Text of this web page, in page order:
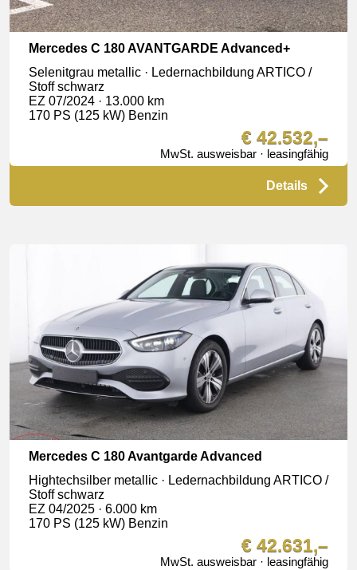
Mercedes C 180 AVANTGARDE Advanced+
Selenitgrau metallic · Ledernachbildung ARTICO /
Stoff schwarz
EZ 07/2024 · 13.000 km
170 PS (125 kW) Benzin
€ 42.532,–
MwSt. ausweisbar · leasingfähig
Details
Mercedes C 180 Avantgarde Advanced
Hightechsilber metallic · Ledernachbildung ARTICO /
Stoff schwarz
EZ 04/2025 · 6.000 km
170 PS (125 kW) Benzin
€ 42.631,–
MwSt. ausweisbar · leasingfähig